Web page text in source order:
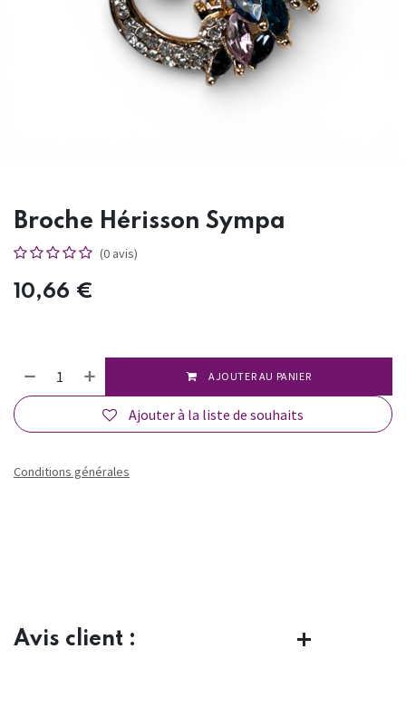
Broche Hérisson Sympa
(0 avis)
10,66 €
AJOUTER AU PANIER
Ajouter à la liste de souhaits
Conditions générales
Avis client :